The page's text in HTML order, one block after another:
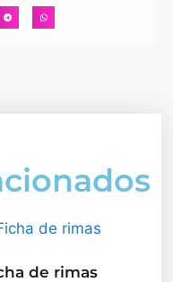
de rimas